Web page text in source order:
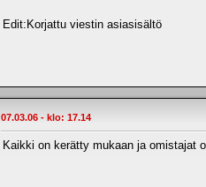
Edit:Korjattu viestin asiasisältö
07.03.06 - klo: 17.14
Kaikki on kerätty mukaan ja omistajat